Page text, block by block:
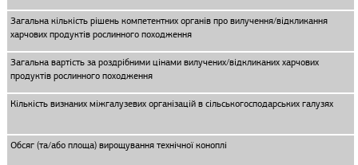
Загальна кількість рішень компетентних органів про вилучення/відкликання
харчових продуктів рослинного походження
Загальна вартість за роздрібними цінами вилучених/відкликаних харчових
продуктів рослинного походження
Кількість визнаних міжгалузевих організацій в сільськогосподарських галузях
Обсяг (та/або площа) вирощування технічної коноплі